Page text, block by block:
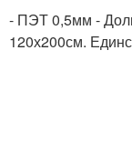
- ПЭТ 0,5мм -
120х200см.